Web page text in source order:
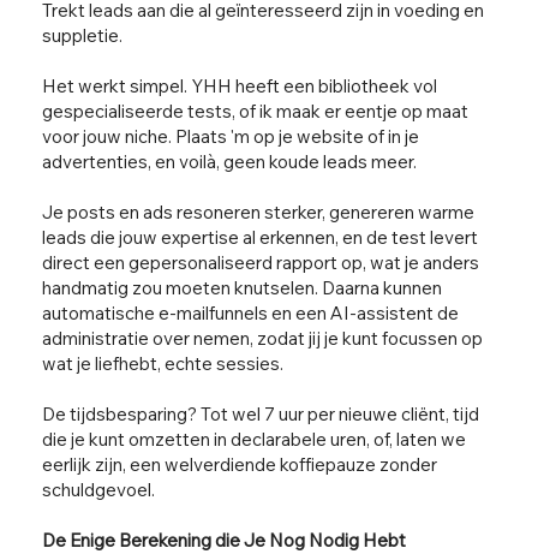
Trekt leads aan die al geïnteresseerd zijn in voeding en
suppletie.
Het werkt simpel. YHH heeft een bibliotheek vol
gespecialiseerde tests, of ik maak er eentje op maat
voor jouw niche. Plaats 'm op je website of in je
advertenties, en voilà, geen koude leads meer.
Je posts en ads resoneren sterker, genereren warme
leads die jouw expertise al erkennen, en de test levert
direct een gepersonaliseerd rapport op, wat je anders
handmatig zou moeten knutselen. Daarna kunnen
automatische e-mailfunnels en een AI-assistent de
administratie over nemen, zodat jij je kunt focussen op
wat je liefhebt, echte sessies.
De tijdsbesparing? Tot wel 7 uur per nieuwe cliënt, tijd
die je kunt omzetten in declarabele uren, of, laten we
eerlijk zijn, een welverdiende koffiepauze zonder
schuldgevoel.
De Enige Berekening die Je Nog Nodig Hebt